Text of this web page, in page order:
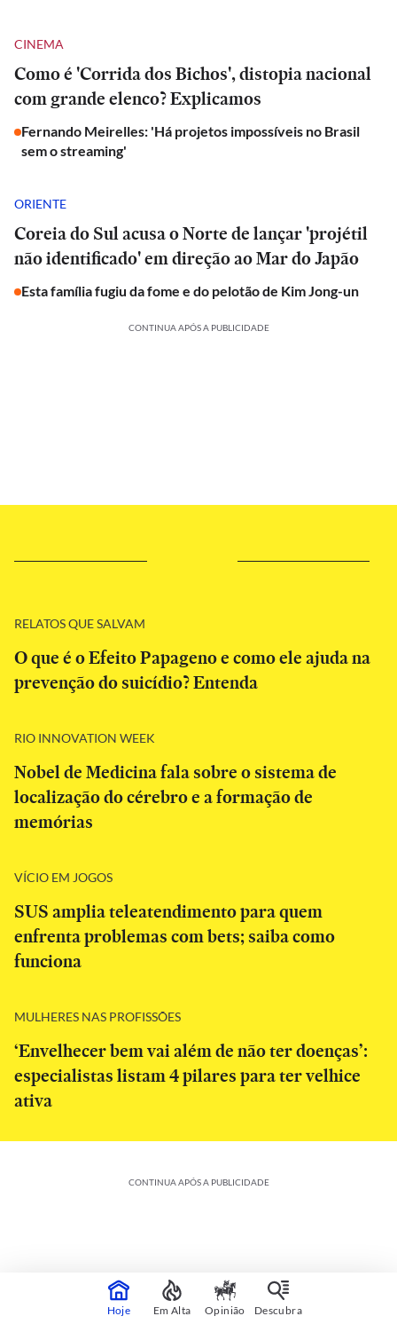
CINEMA
Como é 'Corrida dos Bichos', distopia nacional
com grande elenco? Explicamos
Fernando Meirelles: 'Há projetos impossíveis no Brasil
sem o streaming'
ORIENTE
Coreia do Sul acusa o Norte de lançar 'projétil
não identificado' em direção ao Mar do Japão
Esta família fugiu da fome e do pelotão de Kim Jong-un
CONTINUA APÓS A PUBLICIDADE
RELATOS QUE SALVAM
O que é o Efeito Papageno e como ele ajuda na
prevenção do suicídio? Entenda
RIO INNOVATION WEEK
Nobel de Medicina fala sobre o sistema de
localização do cérebro e a formação de
memórias
VÍCIO EM JOGOS
SUS amplia teleatendimento para quem
enfrenta problemas com bets; saiba como
funciona
MULHERES NAS PROFISSÕES
‘Envelhecer bem vai além de não ter doenças’:
especialistas listam 4 pilares para ter velhice
ativa
CONTINUA APÓS A PUBLICIDADE
Hoje Em Alta Opinião Descubra